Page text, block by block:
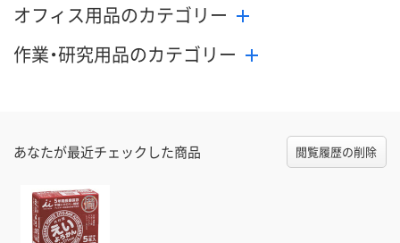
オフィス用品のカテゴリー
作業・研究用品のカテゴリー
あなたが最近チェックした商品 閲覧履歴の削除